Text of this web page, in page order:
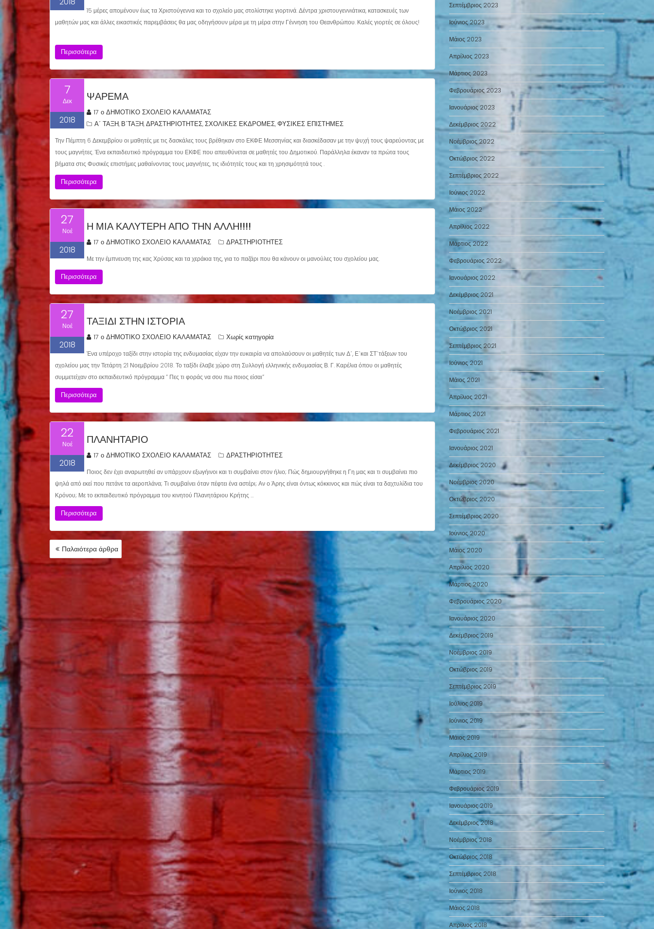
15 μέρες απομένουν έως τα Χριστούγεννα και το σχολείο μας στολίστηκε γιορτινά. Δέντρα χριστουγεννιάτικα, κατασκευές των
μαθητών μας και άλλες εικαστικές παρεμβάσεις θα μας οδηγήσουν μέρα με τη μέρα στην Γέννηση του Θεανθρώπου. Καλές γιορτές σε όλους!
Περισσότερα
7
Δεκ
2018
ΨΑΡΕΜΑ
17 ο ΔΗΜΟΤΙΚΟ ΣΧΟΛΕΙΟ ΚΑΛΑΜΑΤΑΣ
Α΄ ΤΑΞΗ, Β΄ΤΑΞΗ,ΔΡΑΣΤΗΡΙΟΤΗΤΕΣ,ΣΧΟΛΙΚΕΣ ΕΚΔΡΟΜΕΣ,ΦΥΣΙΚΕΣ ΕΠΙΣΤΗΜΕΣ
Την Πέμπτη 6 Δεκεμβρίου οι μαθητές με τις δασκάλες τους βρέθηκαν στο ΕΚΦΕ Μεσσηνίας και διασκέδασαν με την ψυχή τους ψαρεύοντας με
τους μαγνήτες. Ένα εκπαιδευτικό πρόγραμμα του ΕΚΦΕ που απευθύνεται σε μαθητές του Δημοτικού. Παράλληλα έκαναν τα πρώτα τους
βήματα στις Φυσικές επιστήμες μαθαίνοντας τους μαγνήτες, τις ιδιότητές τους και τη χρησιμότητά τους .
Περισσότερα
27
Νοέ
2018
Η ΜΙΑ ΚΑΛΎΤΕΡΗ ΑΠΌ ΤΗΝ ΆΛΛΗ!!!!
17 ο ΔΗΜΟΤΙΚΟ ΣΧΟΛΕΙΟ ΚΑΛΑΜΑΤΑΣ ΔΡΑΣΤΗΡΙΟΤΗΤΕΣ
Με την έμπνευση της κας Χρύσας και τα χεράκια της, για το παζάρι που θα κάνουν οι μανούλες του σχολείου μας.
Περισσότερα
27
Νοέ
2018
ΤΑΞΙΔΙ ΣΤΗΝ ΙΣΤΟΡΙΑ
17 ο ΔΗΜΟΤΙΚΟ ΣΧΟΛΕΙΟ ΚΑΛΑΜΑΤΑΣ Χωρίς κατηγορία
Ένα υπέροχο ταξίδι στην ιστορία της ενδυμασίας είχαν την ευκαιρία να απολαύσουν οι μαθητές των Δ΄, Ε΄και ΣΤ΄τάξεων του
σχολείου μας την Τετάρτη 21 Νοεμβρίου 2018. Το ταξίδι έλαβε χώρο στη Συλλογή ελληνικής ενδυμασίας Β. Γ. Καρέλια όπου οι μαθητές
συμμετείχαν στο εκπαιδευτικό πρόγραμμα ” Πες τι φοράς να σου πω ποιος είσαι”
Περισσότερα
22
Νοέ
2018
ΠΛΑΝΗΤΆΡΙΟ
17 ο ΔΗΜΟΤΙΚΟ ΣΧΟΛΕΙΟ ΚΑΛΑΜΑΤΑΣ ΔΡΑΣΤΗΡΙΟΤΗΤΕΣ
Ποιος δεν έχει αναρωτηθεί αν υπάρχουν εξωγήινοι και τι συμβαίνει στον ήλιο; Πώς δημιουργήθηκε η Γη μας και τι συμβαίνει πιο
ψηλά από εκεί που πετάνε τα αεροπλάνα; Τι συμβαίνει όταν πέφτει ένα αστέρι; Αν ο Άρης είναι όντως κόκκινος και πώς είναι τα δαχτυλίδια του
Κρόνου; Με το εκπαιδευτικό πρόγραμμα του κινητού Πλανητάριου Κρήτης …
Περισσότερα
ΠΛΟΉΓΗΣΗ
ΆΡΘΡΩΝ
Παλαιότερα άρθρα
Σεπτέμβριος 2023
Ιούνιος 2023
Μάιος 2023
Απρίλιος 2023
Μάρτιος 2023
Φεβρουάριος 2023
Ιανουάριος 2023
Δεκέμβριος 2022
Νοέμβριος 2022
Οκτώβριος 2022
Σεπτέμβριος 2022
Ιούνιος 2022
Μάιος 2022
Απρίλιος 2022
Μάρτιος 2022
Φεβρουάριος 2022
Ιανουάριος 2022
Δεκέμβριος 2021
Νοέμβριος 2021
Οκτώβριος 2021
Σεπτέμβριος 2021
Ιούνιος 2021
Μάιος 2021
Απρίλιος 2021
Μάρτιος 2021
Φεβρουάριος 2021
Ιανουάριος 2021
Δεκέμβριος 2020
Νοέμβριος 2020
Οκτώβριος 2020
Σεπτέμβριος 2020
Ιούνιος 2020
Μάιος 2020
Απρίλιος 2020
Μάρτιος 2020
Φεβρουάριος 2020
Ιανουάριος 2020
Δεκέμβριος 2019
Νοέμβριος 2019
Οκτώβριος 2019
Σεπτέμβριος 2019
Ιούλιος 2019
Ιούνιος 2019
Μάιος 2019
Απρίλιος 2019
Μάρτιος 2019
Φεβρουάριος 2019
Ιανουάριος 2019
Δεκέμβριος 2018
Νοέμβριος 2018
Οκτώβριος 2018
Σεπτέμβριος 2018
Ιούνιος 2018
Μάιος 2018
Απρίλιος 2018